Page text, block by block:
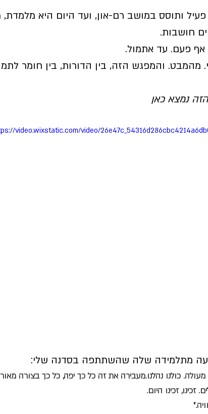
ותוסס במושב רם-און, ועד היום היא מלמדת,
חושבות.
אף פעם. עד אתמול.
מהמבט. והמפגש הזה, בין הדורות, בין חומר
נמצא כאן
video.wixstatic.com/video/
מתלמידה שלה שהשתתפה בסדנה שלי:
כולנו נהלנו.מעבירה את זה כל כך יפה, כל כך בצורה
זכינו, זכינו היום.